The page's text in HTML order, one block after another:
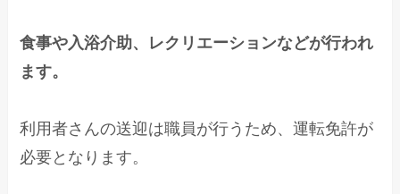
食事や入浴介助、レクリエーションなどが行われ
ます。
利用者さんの送迎は職員が行うため、運転免許が
必要となります。